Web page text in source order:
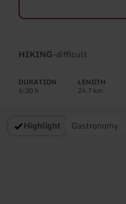
Type
tour:
HIKING-Difficulty:
difficult
DURATION
6:30 h
LENGTH
24.7 km
Highlight Gastronomy